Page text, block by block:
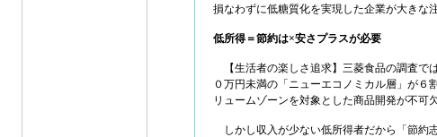
損なわずに低糖質化を実現した企業が大きな
低所得＝節約は×安さプラスが必要
【生活者の楽しさ追求】三菱食品の調査で
０万円未満の「ニューエコノミカル層」が６
リュームゾーンを対象とした商品開発が不可
しかし収入が少ない低所得者だから「節約